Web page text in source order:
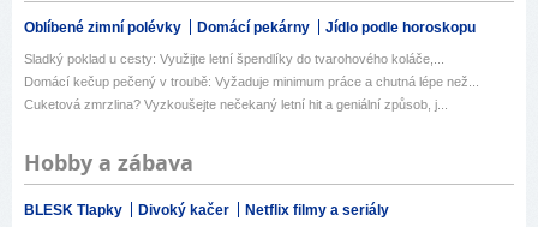
Oblíbené zimní polévky Domácí pekárny Jídlo podle horoskopu
Sladký poklad u cesty: Využijte letní špendlíky do tvarohového koláče,...
Domácí kečup pečený v troubě: Vyžaduje minimum práce a chutná lépe než...
Cuketová zmrzlina? Vyzkoušejte nečekaný letní hit a geniální způsob, j...
Hobby a zábava
BLESK Tlapky Divoký kačer Netflix filmy a seriály